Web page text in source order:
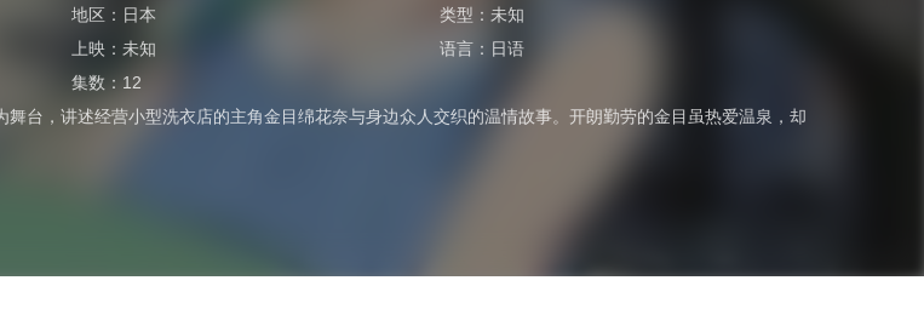
地区： 日本 类型： 未知
上映：未知 语言： 日语
集数： 12
舞台，讲述经营小型洗衣店的主角金目绵花奈与身边众人交织的温情故事。开朗勤劳的金目虽热爱温泉，却